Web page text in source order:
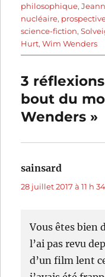
philosophique,
nucléaire,
science-fiction,
Hurt,Wim Wenders
3 réflexions
bout du
Wenders »
sainsard
28 juillet 2017 à 11 h
Vous êtes bien
l’ai pas revu
d’un film lent